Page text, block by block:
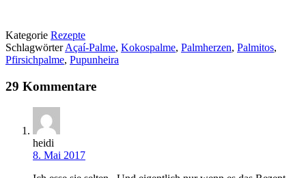
Kategorie Rezepte
SchlagwörterAçaí-Palme, Kokospalme, Palmherzen, Palmitos,
Pfirsichpalme, Pupunheira
29 Kommentare
heidi
8. Mai 2017